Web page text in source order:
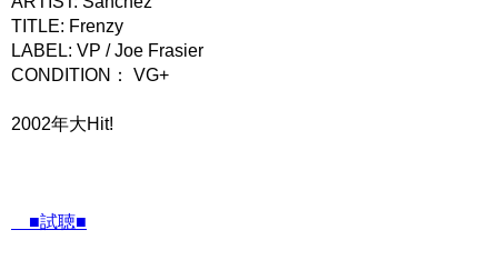
TITLE: Frenzy
LABEL: VP / Joe Frasier
CONDITION： VG+
2002年大Hit!
■試聴■